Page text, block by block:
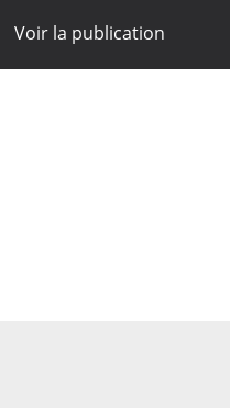
Voir la publication